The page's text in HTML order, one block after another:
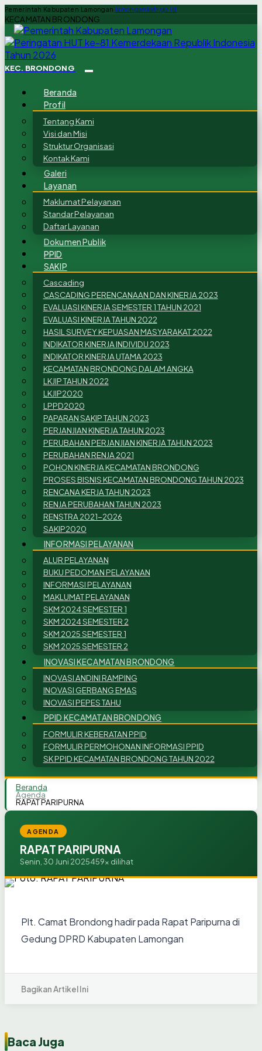
Pemerintah Kabupaten Lamongan lamongankab.go.id
KECAMATAN BRONDONG
KEC. BRONDONG
Beranda
Profil
Tentang Kami
Visi dan Misi
Struktur Organisasi
Kontak Kami
Galeri
Layanan
Maklumat Pelayanan
Standar Pelayanan
Daftar Layanan
Dokumen Publik
PPID
SAKIP
Cascading
CASCADING PERENCANAAN DAN KINERJA 2023
EVALUASI KINERJA SEMESTER 1 TAHUN 2021
EVALUASI KINERJA TAHUN 2022
HASIL SURVEY KEPUASAN MASYARAKAT 2022
INDIKATOR KINERJA INDIVIDU 2023
INDIKATOR KINERJA UTAMA 2023
KECAMATAN BRONDONG DALAM ANGKA
LKJIP TAHUN 2022
LKJIP2020
LPPD2020
PAPARAN SAKIP TAHUN 2023
PERJANJIAN KINERJA TAHUN 2023
PERUBAHAN PERJANJIAN KINERJA TAHUN 2023
PERUBAHAN RENJA 2021
POHON KINERJA KECAMATAN BRONDONG
PROSES BISNIS KECAMATAN BRONDONG TAHUN 2023
RENCANA KERJA TAHUN 2023
RENJA PERUBAHAN TAHUN 2023
RENSTRA 2021-2026
SAKIP2020
INFORMASI PELAYANAN
ALUR PELAYANAN
BUKU PEDOMAN PELAYANAN
INFORMASI PELAYANAN
MAKLUMAT PELAYANAN
SKM 2024 SEMESTER 1
SKM 2024 SEMESTER 2
SKM 2025 SEMESTER 1
SKM 2025 SEMESTER 2
INOVASI KECAMATAN BRONDONG
INOVASI ANDINI RAMPING
INOVASI GERBANG EMAS
INOVASI PEPES TAHU
PPID KECAMATAN BRONDONG
FORMULIR KEBERATAN PPID
FORMULIR PERMOHONAN INFORMASI PPID
SK PPID KECAMATAN BRONDONG TAHUN 2022
Beranda
Agenda
RAPAT PARIPURNA
AGENDA
RAPAT PARIPURNA
Senin, 30 Juni 2025459x dilihat
Plt. Camat Brondong hadir pada Rapat Paripurna di
Gedung DPRD Kabupaten Lamongan
Bagikan Artikel Ini
Baca Juga